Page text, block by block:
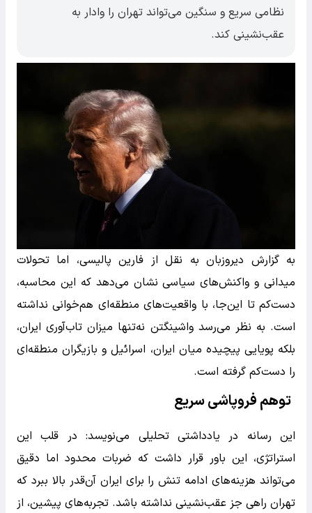
نظامی سریع و سنگین می‌تواند تهران را وادار به
عقب‌نشینی کند.
به گزارش دیروزبان به نقل از فارین پالیسی، اما تحولات
میدانی و واکنش‌های سیاسی نشان می‌دهد که این محاسبه،
دست‌کم تا این‌جا، با واقعیت‌های منطقه‌ای هم‌خوانی نداشته
است. به نظر می‌رسد واشینگتن نه‌تنها میزان تاب‌آوری ایران،
بلکه پویایی پیچیده میان ایران، اسرائیل و بازیگران منطقه‌ای
را دست‌کم گرفته است.
توهم فروپاشی سریع
این رسانه در یادداشتی تحلیلی می‌نویسد: در قلب این
استراتژی، این باور قرار داشت که ضربات محدود اما دقیق
می‌تواند هزینه‌های ادامه تنش را برای ایران آن‌قدر بالا ببرد که
تهران راهی جز عقب‌نشینی نداشته باشد. تجربه‌های پیشین، از